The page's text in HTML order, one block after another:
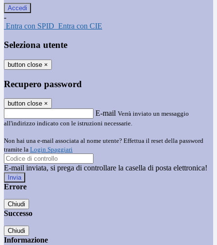
-
Entra con SPID Entra con CIE
Seleziona utente
button close ×
Recupero password
button close ×
E-mail Verrà inviato un messaggio
all'indirizzo indicato con le istruzioni necessarie.
Non hai una e-mail associata al nome utente? Effettua il reset della password
tramite la Login Spaggiari
E-mail inviata, si prega di controllare la casella di posta elettronica!
Errore
Chiudi
Successo
Chiudi
Informazione